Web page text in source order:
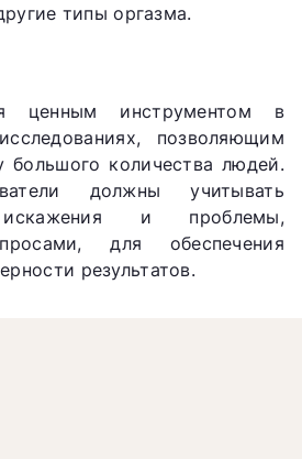
типы оргазма.
ценным инструментом в
позволяющим
большого количества людей.
должны учитывать
искажения и проблемы,
для обеспечения
результатов.